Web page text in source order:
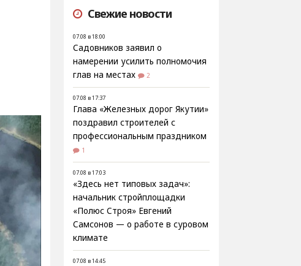
Свежие новости
07.08 в 18:00
Садовников заявил о
намерении усилить полномочия
глав на местах
2
07.08 в 17:37
Глава «Железных дорог Якутии»
поздравил строителей с
профессиональным праздником
1
07.08 в 17:03
«Здесь нет типовых задач»:
начальник стройплощадки
«Полюс Строя» Евгений
Самсонов — о работе в суровом
климате
07.08 в 14:45